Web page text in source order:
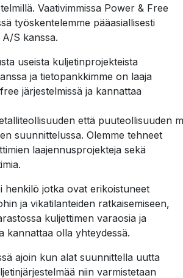
Vaativimmissa Power & Free
työskentelemme pääasiallisesti
S kanssa.
useista kuljetinprojekteista
ja tietopankkimme on laaja
järjestelmissä ja kannattaa
että puuteollisuuden
suunnittelussa. Olemme tehneet
laajennusprojekteja sekä
henkilö jotka ovat erikoistuneet
ja vikatilanteiden ratkaisemiseen,
kuljettimen varaosia ja
kannattaa olla yhteydessä.
ajoin kun alat suunnittella uutta
niin varmistetaan